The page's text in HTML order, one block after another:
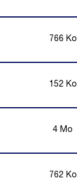
766 Ko
152 Ko
4 Mo
762 Ko